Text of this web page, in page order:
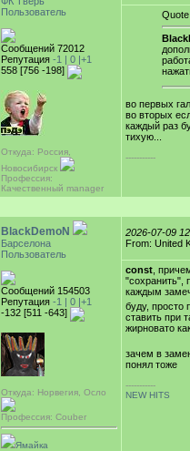
Пользователь
Сообщений 72012
Репутация -1 | 0 |+1
558 [756 -198]
Откуда: Россия,
Новосибирск
Профессия:
Качественный manager
Quote
во первых
во вторых
каждый раз
тихую...
-----------
BlackDemoN
Барселона
Пользователь
Сообщений 154503
Репутация -1 | 0 |+1
-132 [511 -643]
Откуда: Норвегия, Осло
Профессия: Couber
Ямайка
2026-07-09
From: United
const ,
"сохранить",
каждым
буду, просто
ставить при
жирновато
зачем в
понял тоже
-----------
NEW HITS